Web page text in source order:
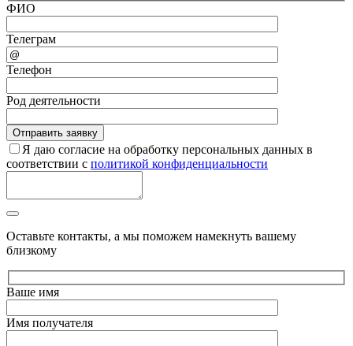
ФИО
Телеграм
Телефон
Род деятельности
Я даю согласие на обработку персональных данных в
соответствии с политикой конфиденциальности
Оставьте контакты, а мы поможем намекнуть вашему
близкому
Ваше имя
Имя получателя